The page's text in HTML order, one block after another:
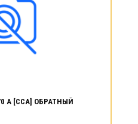
А [CCA] ОБРАТНЫЙ